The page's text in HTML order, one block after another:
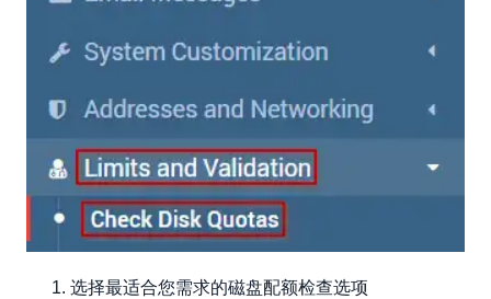
选择最适合您需求的磁盘配额检查选项